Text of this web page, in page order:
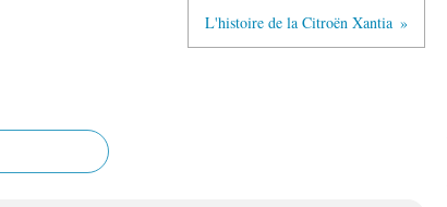
L'histoire de la Citroën Xantia